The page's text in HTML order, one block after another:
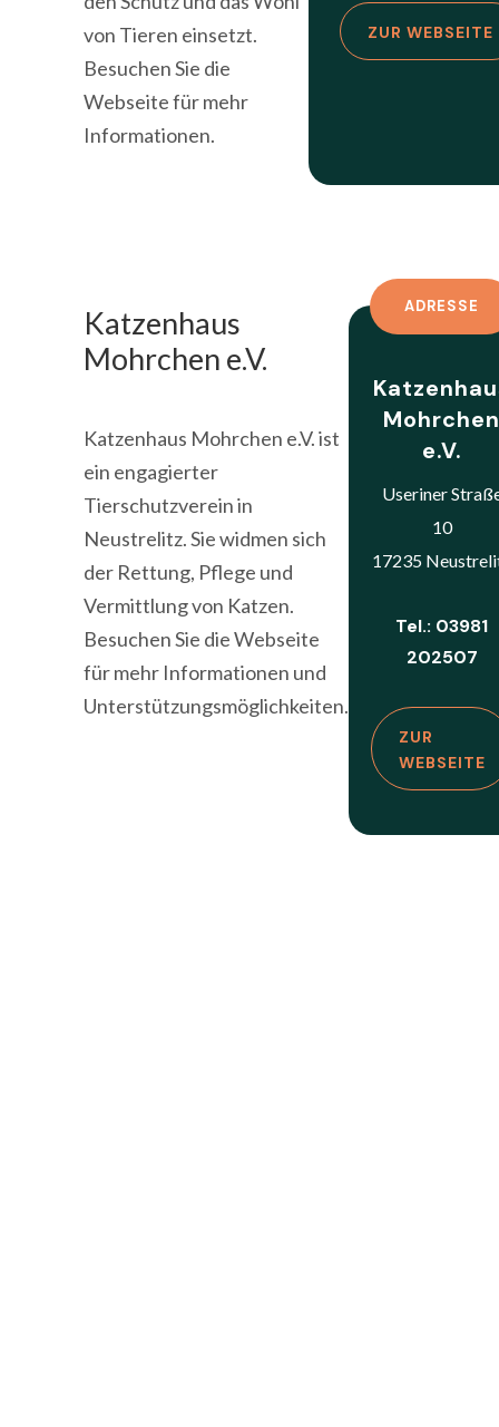
von Tieren einsetzt.
Besuchen Sie die
Webseite für mehr
Informationen.
ZUR WEBSEITE
Katzenhaus
Mohrchen e.V.
Katzenhaus Mohrchen e.V. ist
ein engagierter
Tierschutzverein in
Neustrelitz. Sie widmen sich
der Rettung, Pflege und
Vermittlung von Katzen.
Besuchen Sie die Webseite
für mehr Informationen und
Unterstützungsmöglichkeiten.
ADRESSE
e.V.
Useriner
10
17235
Tel.: 03981
202507
ZUR
WEBSEITE